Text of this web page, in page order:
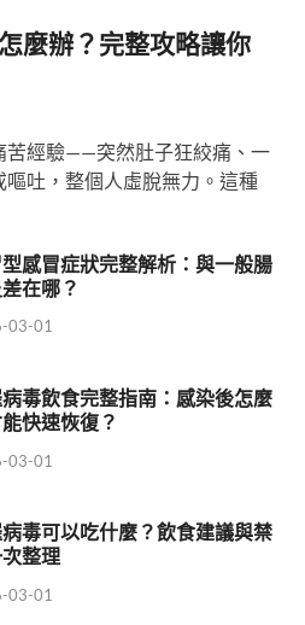
麼辦？完整攻略讓你
苦經驗——突然肚子狂絞痛、一
吐，整個人虛脫無力。這種
感冒症狀完整解析：與一般腸
在哪？
03-01
毒飲食完整指南：感染後怎麼
快速恢復？
03-01
毒可以吃什麼？飲食建議與禁
整理
03-01